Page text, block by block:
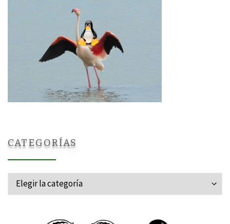
CATEGORÍAS
Categorías